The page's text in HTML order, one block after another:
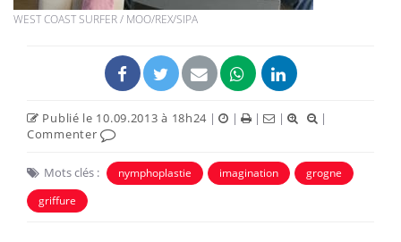
WEST COAST SURFER / MOO/REX/SIPA
Publié le 10.09.2013 à 18h24 | | | |
|
Commenter
Mots clés : nymphoplastie imagination
grogne
griffure